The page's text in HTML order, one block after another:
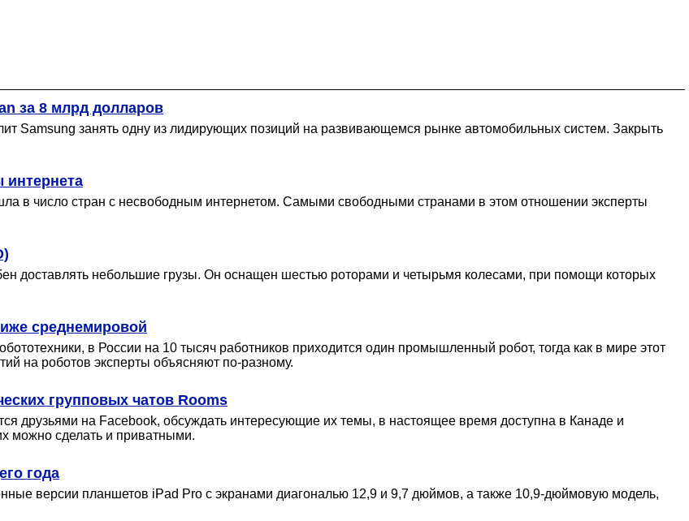
за 8 млрд долларов
Samsung занять одну из лидирующих позиций на развивающемся рынке автомобильных систем. Закрыть
интернета
в число стран с несвободным интернетом. Самыми свободными странами в этом отношении эксперты
доставлять небольшие грузы. Он оснащен шестью роторами и четырьмя колесами, при помощи которых
среднемировой
в России на 10 тысяч работников приходится один промышленный робот, тогда как в мире этот
на роботов эксперты объясняют по-разному.
групповых чатов Rooms
друзьями на Facebook, обсуждать интересующие их темы, в настоящее время доступна в Канаде и
можно сделать и приватными.
года
версии планшетов iPad Pro с экранами диагональю 12,9 и 9,7 дюймов, а также 10,9-дюймовую модель,